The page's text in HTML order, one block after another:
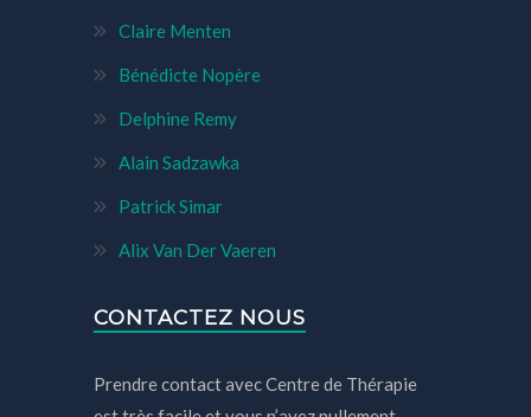
Claire Menten
Bénédicte Nopère
Delphine Remy
Alain Sadzawka
Patrick Simar
Alix Van Der Vaeren
CONTACTEZ NOUS
Prendre contact avec Centre de Thérapie